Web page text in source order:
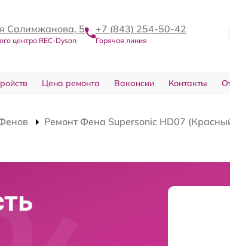
Салимжанова, 5
центра REC-Dyson
+7 (843) 254-50-42
Горячая линия
Цена ремонта Вакансии Контакты
Ремонт Фена Supersonic HD07